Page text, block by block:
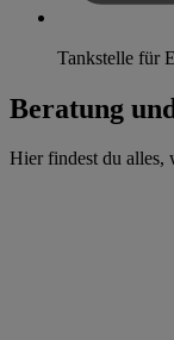
Tankstelle für
Beratung
Hier findest du alles,